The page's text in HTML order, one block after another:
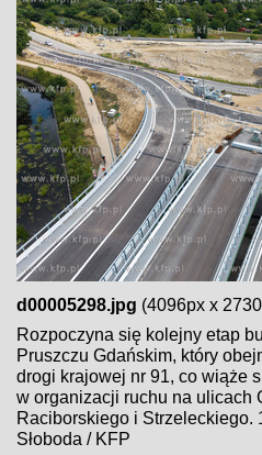
d00005298.jpg (4096px x
Rozpoczyna się kolejny etap
Pruszczu Gdańskim, który
drogi krajowej nr 91, co wiąże
w organizacji ruchu na ulicach
Raciborskiego i Strzeleckiego.
Słoboda / KFP